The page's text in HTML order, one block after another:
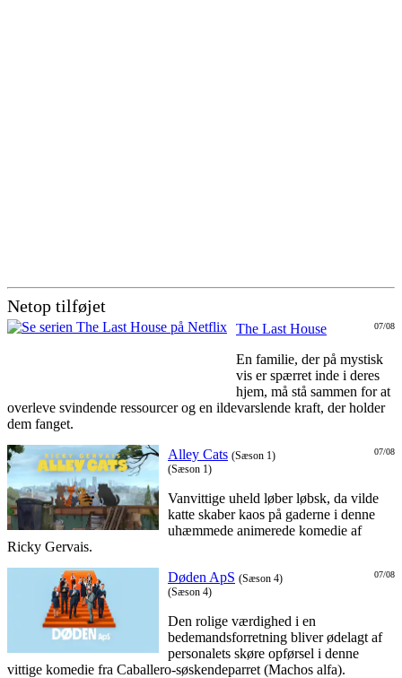
Netop tilføjet
07/08
The Last House
En familie, der på mystisk
vis er spærret inde i deres
hjem, må stå sammen for at
overleve svindende ressourcer og en ildevarslende kraft, der holder
dem fanget.
07/08
Alley Cats (Sæson 1)
(Sæson 1)
Vanvittige uheld løber løbsk, da vilde
katte skaber kaos på gaderne i denne
uhæmmede animerede komedie af
Ricky Gervais.
07/08
Døden ApS (Sæson 4)
(Sæson 4)
Den rolige værdighed i en
bedemandsforretning bliver ødelagt af
personalets skøre opførsel i denne
vittige komedie fra Caballero-søskendeparret (Machos alfa).